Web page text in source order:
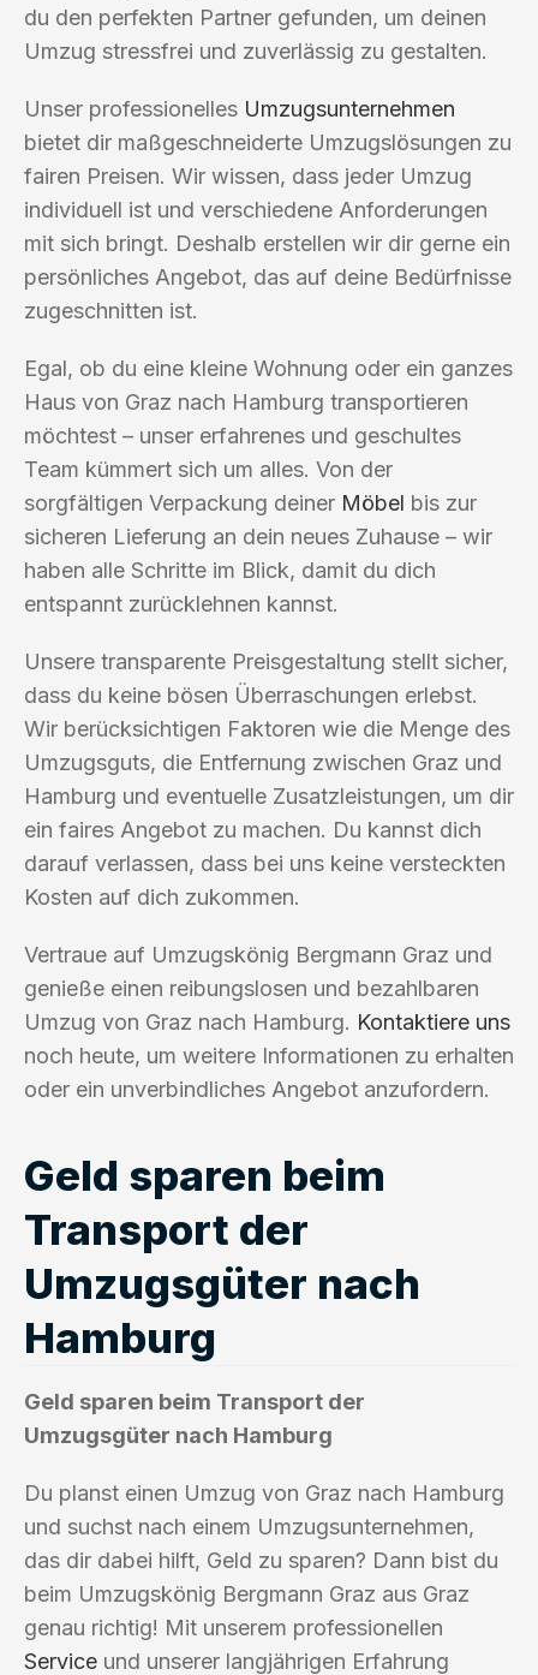
du den perfekten Partner gefunden, um deinen
Umzug stressfrei und zuverlässig zu gestalten.
Unser professionelles Umzugsunternehmen
bietet dir maßgeschneiderte Umzugslösungen zu
fairen Preisen. Wir wissen, dass jeder Umzug
individuell ist und verschiedene Anforderungen
mit sich bringt. Deshalb erstellen wir dir gerne ein
persönliches Angebot, das auf deine Bedürfnisse
zugeschnitten ist.
Egal, ob du eine kleine Wohnung oder ein ganzes
Haus von Graz nach Hamburg transportieren
möchtest – unser erfahrenes und geschultes
Team kümmert sich um alles. Von der
sorgfältigen Verpackung deiner Möbel bis zur
sicheren Lieferung an dein neues Zuhause – wir
haben alle Schritte im Blick, damit du dich
entspannt zurücklehnen kannst.
Unsere transparente Preisgestaltung stellt sicher,
dass du keine bösen Überraschungen erlebst.
Wir berücksichtigen Faktoren wie die Menge des
Umzugsguts, die Entfernung zwischen Graz und
Hamburg und eventuelle Zusatzleistungen, um dir
ein faires Angebot zu machen. Du kannst dich
darauf verlassen, dass bei uns keine versteckten
Kosten auf dich zukommen.
Vertraue auf Umzugskönig Bergmann Graz und
genieße einen reibungslosen und bezahlbaren
Umzug von Graz nach Hamburg. Kontaktiere uns
noch heute, um weitere Informationen zu erhalten
oder ein unverbindliches Angebot anzufordern.
Geld sparen beim
Transport der
Umzugsgüter nach
Hamburg
Geld sparen beim Transport der
Umzugsgüter nach Hamburg
Du planst einen Umzug von Graz nach Hamburg
und suchst nach einem Umzugsunternehmen,
das dir dabei hilft, Geld zu sparen? Dann bist du
beim Umzugskönig Bergmann Graz aus Graz
genau richtig! Mit unserem professionellen
Service und unserer langjährigen Erfahrung